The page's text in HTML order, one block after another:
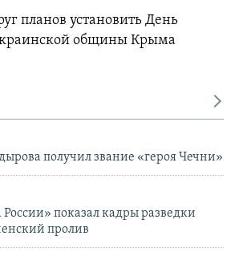
планов установить День
общины Крыма
получил звание «героя Чечни»
показал кадры разведки
пролив